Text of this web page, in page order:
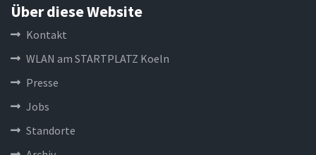
Über diese Website
Kontakt
WLAN am STARTPLATZ Koeln
Presse
Jobs
Standorte